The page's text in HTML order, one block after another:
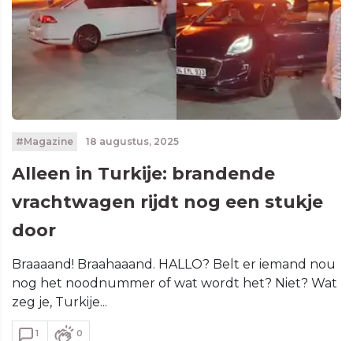
#Magazine 18 augustus, 2025
Alleen in Turkije: brandende
vrachtwagen rijdt nog een stukje
door
Braaaand! Braahaaand. HALLO? Belt er iemand nou
nog het noodnummer of wat wordt het? Niet? Wat
zeg je, Turkije...
1 0